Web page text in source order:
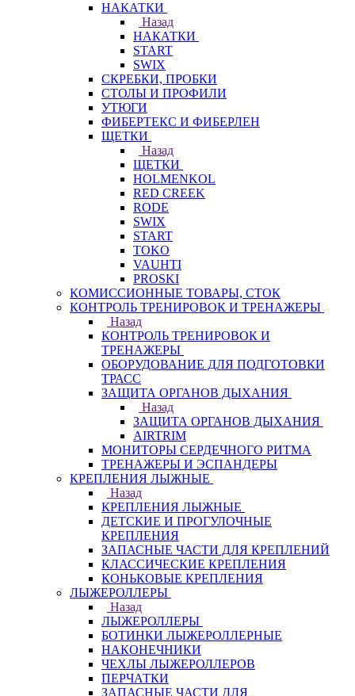
НАКАТКИ
Назад
НАКАТКИ
START
SWIX
СКРЕБКИ, ПРОБКИ
СТОЛЫ И ПРОФИЛИ
УТЮГИ
ФИБЕРТЕКС И ФИБЕРЛЕН
ЩЕТКИ
Назад
ЩЕТКИ
HOLMENKOL
RED CREEK
RODE
SWIX
START
TOKO
VAUHTI
PROSKI
КОМИССИОННЫЕ ТОВАРЫ, СТОК
КОНТРОЛЬ ТРЕНИРОВОК И ТРЕНАЖЕРЫ
Назад
КОНТРОЛЬ ТРЕНИРОВОК И
ТРЕНАЖЕРЫ
ОБОРУДОВАНИЕ ДЛЯ ПОДГОТОВКИ
ТРАСС
ЗАЩИТА ОРГАНОВ ДЫХАНИЯ
Назад
ЗАЩИТА ОРГАНОВ ДЫХАНИЯ
AIRTRIM
МОНИТОРЫ СЕРДЕЧНОГО РИТМА
ТРЕНАЖЕРЫ И ЭСПАНДЕРЫ
КРЕПЛЕНИЯ ЛЫЖНЫЕ
Назад
КРЕПЛЕНИЯ ЛЫЖНЫЕ
ДЕТСКИЕ И ПРОГУЛОЧНЫЕ
КРЕПЛЕНИЯ
ЗАПАСНЫЕ ЧАСТИ ДЛЯ КРЕПЛЕНИЙ
КЛАССИЧЕСКИЕ КРЕПЛЕНИЯ
КОНЬКОВЫЕ КРЕПЛЕНИЯ
ЛЫЖЕРОЛЛЕРЫ
Назад
ЛЫЖЕРОЛЛЕРЫ
БОТИНКИ ЛЫЖЕРОЛЛЕРНЫЕ
НАКОНЕЧНИКИ
ЧЕХЛЫ ЛЫЖЕРОЛЛЕРОВ
ПЕРЧАТКИ
ЗАПАСНЫЕ ЧАСТИ ДЛЯ